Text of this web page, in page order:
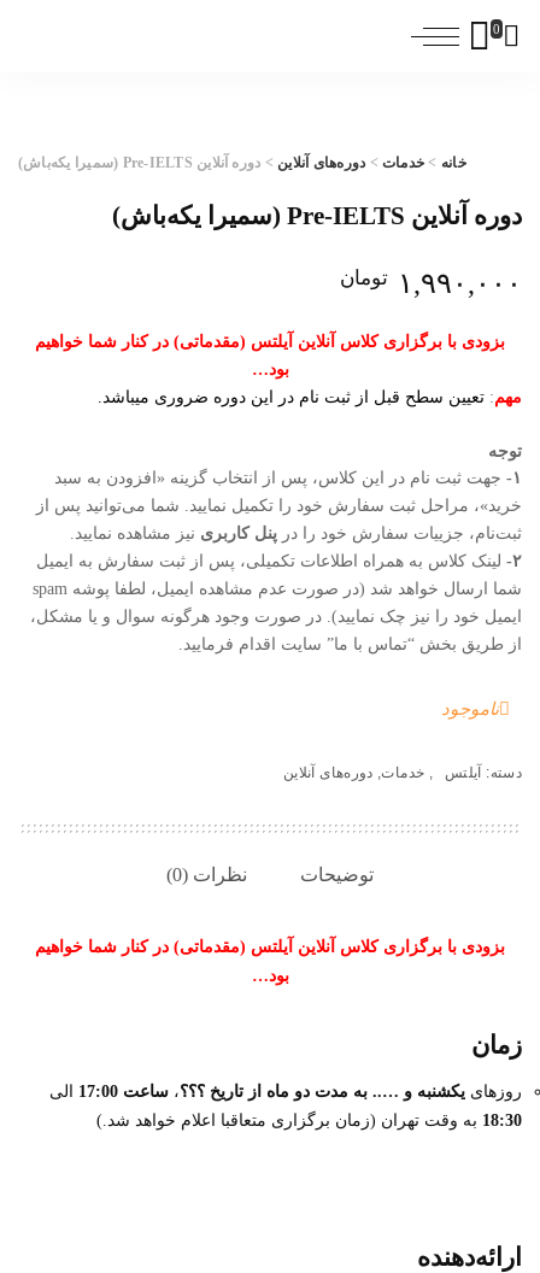
0
خانه > خدمات> دوره‌های آنلاین> دوره آنلاین Pre-IELTS (سمیرا یکه‌باش)
دوره آنلاین Pre-IELTS (سمیرا یکه‌باش)
۱,۹۹۰,۰۰۰ تومان
بزودی با برگزاری کلاس آنلاین آیلتس (مقدماتی) در کنار شما خواهیم
بود…
مهم: تعیین سطح قبل از ثبت نام در این دوره ضروری میباشد.
توجه
۱-
جهت ثبت نام در این کلاس، پس از انتخاب گزینه «افزودن به سبد
خرید»، مراحل ثبت سفارش خود را تکمیل نمایید. شما می‌توانید پس از
ثبت‌نام، جزییات سفارش خود را در پنل کاربری نیز مشاهده نمایید.
۲-
لینک کلاس به همراه اطلاعات تکمیلی، پس از ثبت سفارش به ایمیل
شما ارسال خواهد شد (در صورت عدم مشاهده ایمیل، لطفا پوشه spam
ایمیل خود را نیز چک نمایید). در صورت وجود هرگونه سوال و یا مشکل،
از طریق بخش “تماس با ما” سایت اقدام فرمایید.
ناموجود
دسته: آیلتس , خدمات, دوره‌های آنلاین
توضیحات نظرات (0)
بزودی با برگزاری کلاس آنلاین آیلتس (مقدماتی) در کنار شما خواهیم
بود…
زمان
روزهای یکشنبه و ….. به مدت دو ماه از تاریخ ؟؟؟، ساعت 17:00
الی
18:30 به وقت تهران (زمان برگزاری متعاقبا اعلام خواهد شد.)
ارائه‌دهنده